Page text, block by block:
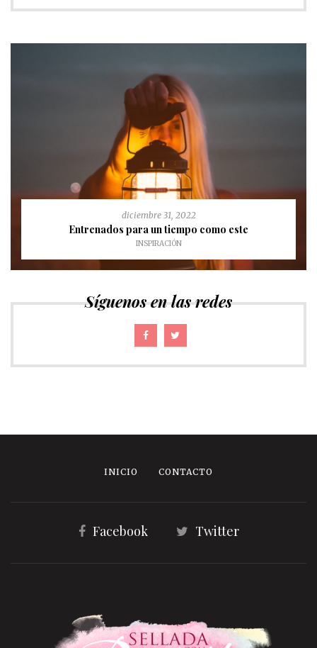
diciembre 31, 2022
Entrenados para un tiempo como este
INSPIRACIÓN
Síguenos en las redes
INICIO CONTACTO
Facebook Twitter